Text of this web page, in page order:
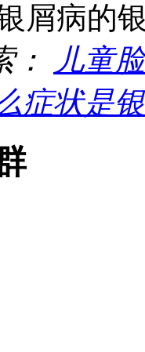
屑病的
：
儿童
症状是